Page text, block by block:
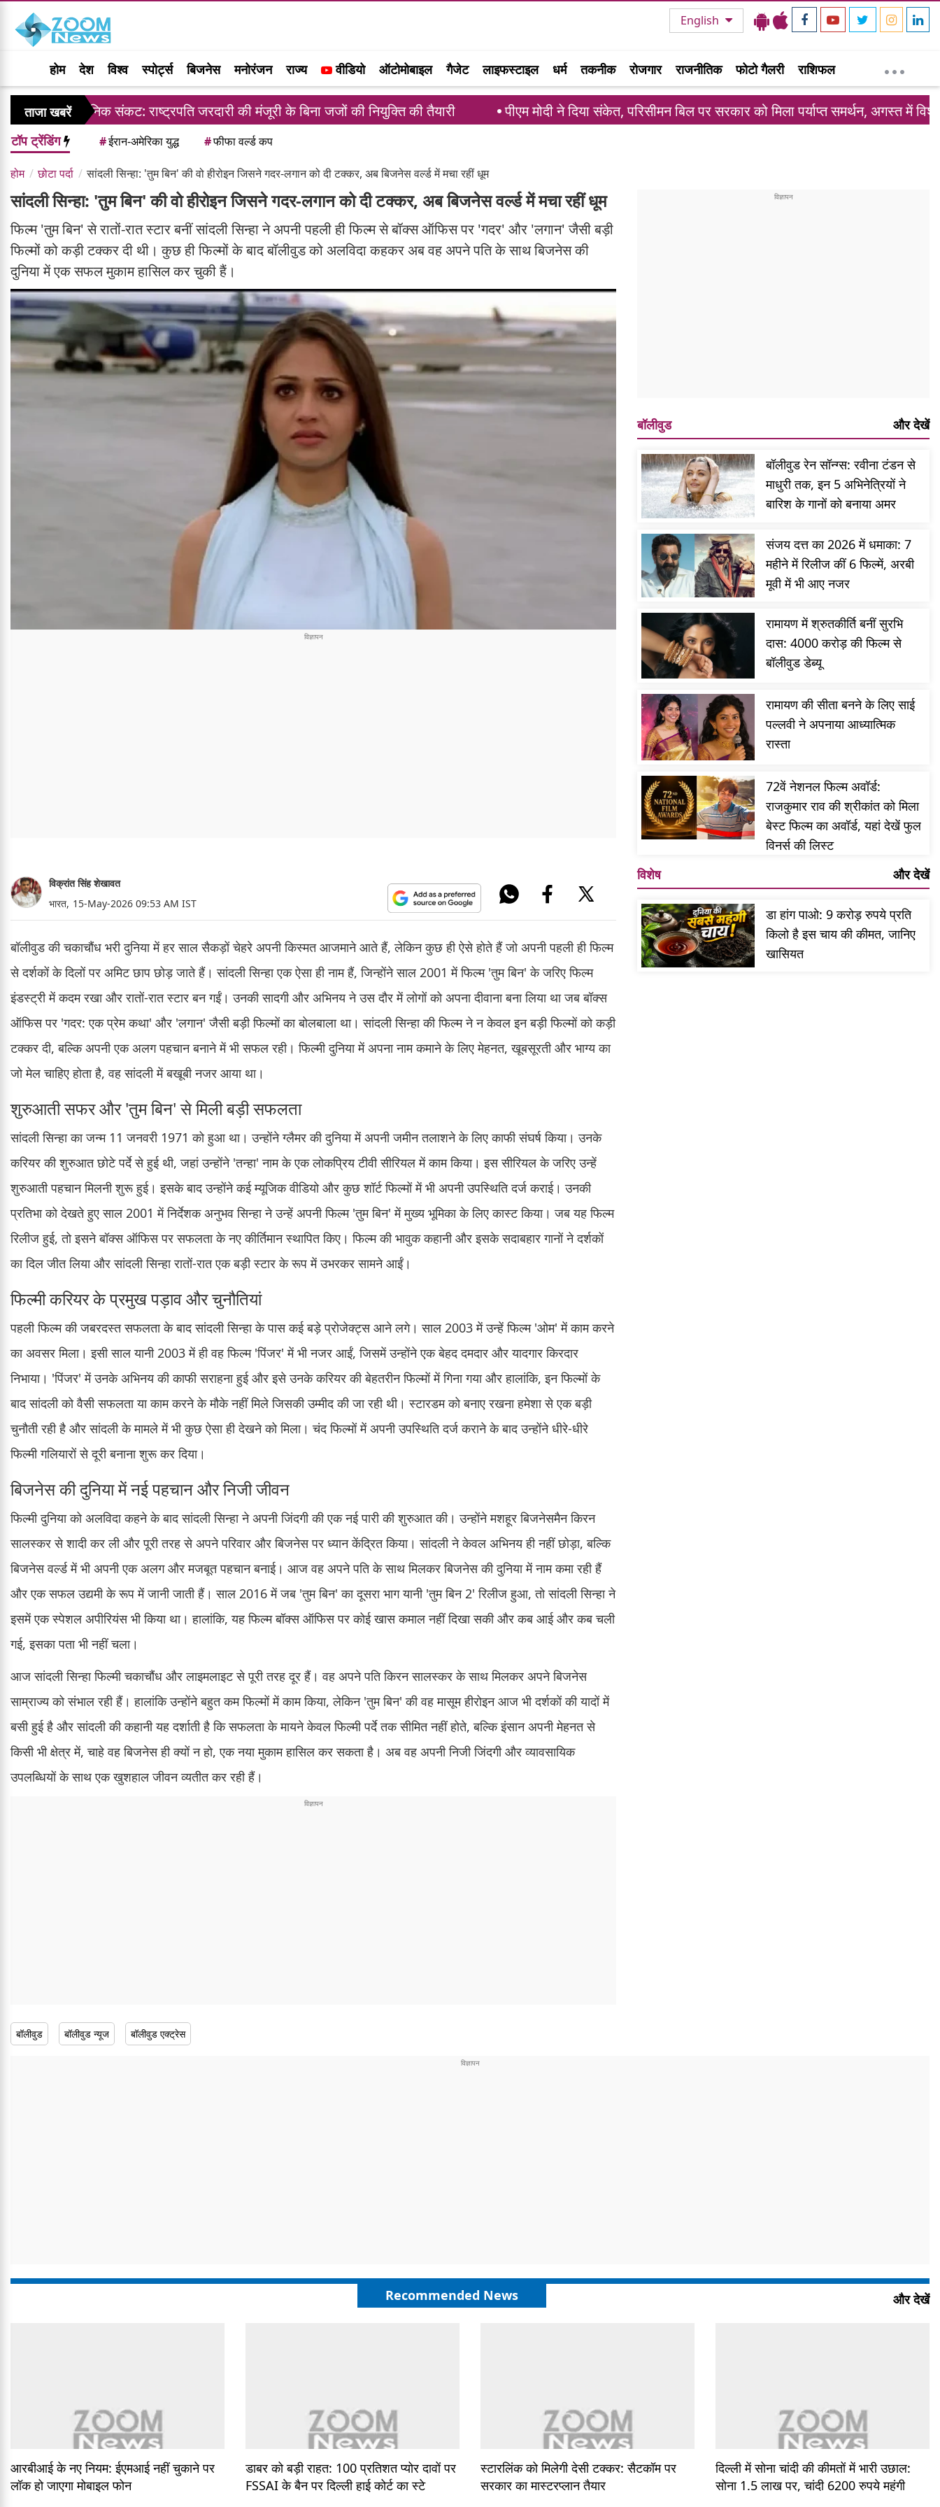
English
होम देश विश्व स्पोर्ट्स बिजनेस मनोरंजन राज्य वीडियो ऑटोमोबाइल गैजेट लाइफस्टाइल धर्म तकनीक रोजगार राजनीतिक फोटो गैलरी राशिफल
ताजा खबरेंसंकट: राष्ट्रपति जरदारी की मंजूरी के बिना जजों की नियुक्ति की तैयारी पीएम मोदी ने दिया संकेत, परिसीमन बिल पर सरकार को मिला पर्याप्त समर्थन, अगस्त में विशेष सत्र संभव
टॉप ट्रेंडिंग #ईरान-अमेरिका युद्ध #फीफा वर्ल्ड कप
होम छोटा पर्दा सांदली सिन्हा: 'तुम बिन' की वो हीरोइन जिसने गदर-लगान को दी टक्कर, अब बिजनेस वर्ल्ड में मचा रहीं धूम
सांदली सिन्हा: 'तुम बिन' की वो हीरोइन जिसने गदर-लगान को दी टक्कर, अब बिजनेस वर्ल्ड में मचा रहीं धूम
फिल्म 'तुम बिन' से रातों-रात स्टार बनीं सांदली सिन्हा ने अपनी पहली ही फिल्म से बॉक्स ऑफिस पर 'गदर' और 'लगान' जैसी बड़ी
फिल्मों को कड़ी टक्कर दी थी। कुछ ही फिल्मों के बाद बॉलीवुड को अलविदा कहकर अब वह अपने पति के साथ बिजनेस की
दुनिया में एक सफल मुकाम हासिल कर चुकी हैं।
विक्रांत सिंह शेखावत
भारत, 15-May-2026 09:53 AM IST
बॉलीवुड की चकाचौंध भरी दुनिया में हर साल सैकड़ों चेहरे अपनी किस्मत आजमाने आते हैं, लेकिन कुछ ही ऐसे होते हैं जो अपनी पहली ही फिल्म
से दर्शकों के दिलों पर अमिट छाप छोड़ जाते हैं। सांदली सिन्हा एक ऐसा ही नाम हैं, जिन्होंने साल 2001 में फिल्म 'तुम बिन' के जरिए फिल्म
इंडस्ट्री में कदम रखा और रातों-रात स्टार बन गईं। उनकी सादगी और अभिनय ने उस दौर में लोगों को अपना दीवाना बना लिया था जब बॉक्स
ऑफिस पर 'गदर: एक प्रेम कथा' और 'लगान' जैसी बड़ी फिल्मों का बोलबाला था। सांदली सिन्हा की फिल्म ने न केवल इन बड़ी फिल्मों को कड़ी
टक्कर दी, बल्कि अपनी एक अलग पहचान बनाने में भी सफल रही। फिल्मी दुनिया में अपना नाम कमाने के लिए मेहनत, खूबसूरती और भाग्य का
जो मेल चाहिए होता है, वह सांदली में बखूबी नजर आया था।
शुरुआती सफर और 'तुम बिन' से मिली बड़ी सफलता
सांदली सिन्हा का जन्म 11 जनवरी 1971 को हुआ था। उन्होंने ग्लैमर की दुनिया में अपनी जमीन तलाशने के लिए काफी संघर्ष किया। उनके
करियर की शुरुआत छोटे पर्दे से हुई थी, जहां उन्होंने 'तन्हा' नाम के एक लोकप्रिय टीवी सीरियल में काम किया। इस सीरियल के जरिए उन्हें
शुरुआती पहचान मिलनी शुरू हुई। इसके बाद उन्होंने कई म्यूजिक वीडियो और कुछ शॉर्ट फिल्मों में भी अपनी उपस्थिति दर्ज कराई। उनकी
प्रतिभा को देखते हुए साल 2001 में निर्देशक अनुभव सिन्हा ने उन्हें अपनी फिल्म 'तुम बिन' में मुख्य भूमिका के लिए कास्ट किया। जब यह फिल्म
रिलीज हुई, तो इसने बॉक्स ऑफिस पर सफलता के नए कीर्तिमान स्थापित किए। फिल्म की भावुक कहानी और इसके सदाबहार गानों ने दर्शकों
का दिल जीत लिया और सांदली सिन्हा रातों-रात एक बड़ी स्टार के रूप में उभरकर सामने आईं।
फिल्मी करियर के प्रमुख पड़ाव और चुनौतियां
पहली फिल्म की जबरदस्त सफलता के बाद सांदली सिन्हा के पास कई बड़े प्रोजेक्ट्स आने लगे। साल 2003 में उन्हें फिल्म 'ओम' में काम करने
का अवसर मिला। इसी साल यानी 2003 में ही वह फिल्म 'पिंजर' में भी नजर आईं, जिसमें उन्होंने एक बेहद दमदार और यादगार किरदार
निभाया। 'पिंजर' में उनके अभिनय की काफी सराहना हुई और इसे उनके करियर की बेहतरीन फिल्मों में गिना गया और हालांकि, इन फिल्मों के
बाद सांदली को वैसी सफलता या काम करने के मौके नहीं मिले जिसकी उम्मीद की जा रही थी। स्टारडम को बनाए रखना हमेशा से एक बड़ी
चुनौती रही है और सांदली के मामले में भी कुछ ऐसा ही देखने को मिला। चंद फिल्मों में अपनी उपस्थिति दर्ज कराने के बाद उन्होंने धीरे-धीरे
फिल्मी गलियारों से दूरी बनाना शुरू कर दिया।
बिजनेस की दुनिया में नई पहचान और निजी जीवन
फिल्मी दुनिया को अलविदा कहने के बाद सांदली सिन्हा ने अपनी जिंदगी की एक नई पारी की शुरुआत की। उन्होंने मशहूर बिजनेसमैन किरन
सालस्कर से शादी कर ली और पूरी तरह से अपने परिवार और बिजनेस पर ध्यान केंद्रित किया। सांदली ने केवल अभिनय ही नहीं छोड़ा, बल्कि
बिजनेस वर्ल्ड में भी अपनी एक अलग और मजबूत पहचान बनाई। आज वह अपने पति के साथ मिलकर बिजनेस की दुनिया में नाम कमा रही हैं
और एक सफल उद्यमी के रूप में जानी जाती हैं। साल 2016 में जब 'तुम बिन' का दूसरा भाग यानी 'तुम बिन 2' रिलीज हुआ, तो सांदली सिन्हा ने
इसमें एक स्पेशल अपीरियंस भी किया था। हालांकि, यह फिल्म बॉक्स ऑफिस पर कोई खास कमाल नहीं दिखा सकी और कब आई और कब चली
गई, इसका पता भी नहीं चला।
आज सांदली सिन्हा फिल्मी चकाचौंध और लाइमलाइट से पूरी तरह दूर हैं। वह अपने पति किरन सालस्कर के साथ मिलकर अपने बिजनेस
साम्राज्य को संभाल रही हैं। हालांकि उन्होंने बहुत कम फिल्मों में काम किया, लेकिन 'तुम बिन' की वह मासूम हीरोइन आज भी दर्शकों की यादों में
बसी हुई है और सांदली की कहानी यह दर्शाती है कि सफलता के मायने केवल फिल्मी पर्दे तक सीमित नहीं होते, बल्कि इंसान अपनी मेहनत से
किसी भी क्षेत्र में, चाहे वह बिजनेस ही क्यों न हो, एक नया मुकाम हासिल कर सकता है। अब वह अपनी निजी जिंदगी और व्यावसायिक
उपलब्धियों के साथ एक खुशहाल जीवन व्यतीत कर रही हैं।
बॉलीवुड बॉलीवुड न्यूज बॉलीवुड एक्ट्रेस
बॉलीवुड और देखें
बॉलीवुड रेन सॉन्ग्स: रवीना टंडन से
माधुरी तक, इन 5 अभिनेत्रियों ने
बारिश के गानों को बनाया अमर
संजय दत्त का 2026 में धमाका: 7
महीने में रिलीज कीं 6 फिल्में, अरबी
मूवी में भी आए नजर
रामायण में श्रुतकीर्ति बनीं सुरभि
दास: 4000 करोड़ की फिल्म से
बॉलीवुड डेब्यू
रामायण की सीता बनने के लिए साई
पल्लवी ने अपनाया आध्यात्मिक
रास्ता
72वें नेशनल फिल्म अवॉर्ड:
राजकुमार राव की श्रीकांत को मिला
बेस्ट फिल्म का अवॉर्ड, यहां देखें फुल
विनर्स की लिस्ट
विशेष
और देखें
डा हांग पाओ: 9 करोड़ रुपये प्रति
किलो है इस चाय की कीमत, जानिए
खासियत
Recommended News और देखें
आरबीआई के नए नियम: ईएमआई नहीं चुकाने पर
लॉक हो जाएगा मोबाइल फोन
डाबर को बड़ी राहत: 100 प्रतिशत प्योर दावों पर
FSSAI के बैन पर दिल्ली हाई कोर्ट का स्टे
स्टारलिंक को मिलेगी देसी टक्कर: सैटकॉम पर
सरकार का मास्टरप्लान तैयार
दिल्ली में सोना चांदी की कीमतों में भारी उछाल:
सोना 1.5 लाख पर, चांदी 6200 रुपये महंगी